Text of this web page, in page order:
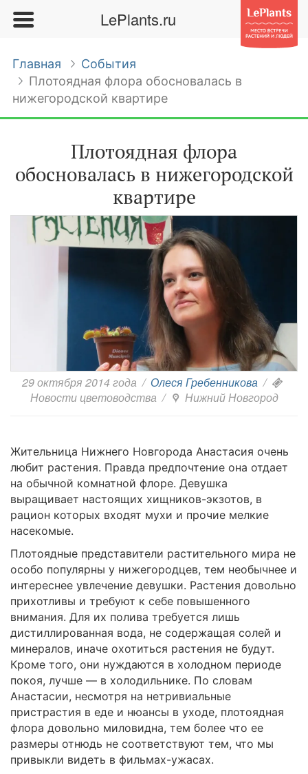
LePlants.ru
Главная
События
Плотоядная флора обосновалась в
нижегородской квартире
Плотоядная флора
обосновалась в нижегородской
квартире
29 октября 2014 года / Олеся Гребенникова /
Новости цветоводства / Нижний Новгород
Жительница Нижнего Новгорода Анастасия очень
любит растения. Правда предпочтение она отдает
на обычной комнатной флоре. Девушка
выращивает настоящих хищников-экзотов, в
рацион которых входят мухи и прочие мелкие
насекомые.
Плотоядные представители растительного мира не
особо популярны у нижегородцев, тем необычнее и
интереснее увлечение девушки. Растения довольно
прихотливы и требуют к себе повышенного
внимания. Для их полива требуется лишь
дистиллированная вода, не содержащая солей и
минералов, иначе охотиться растения не будут.
Кроме того, они нуждаются в холодном периоде
покоя, лучше — в холодильнике. По словам
Анастасии, несмотря на нетривиальные
пристрастия в еде и нюансы в уходе, плотоядная
флора довольно миловидна, тем более что ее
размеры отнюдь не соответствуют тем, что мы
привыкли видеть в фильмах-ужасах.